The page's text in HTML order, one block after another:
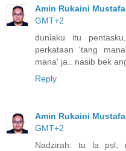
Amin Rukaini Mustafa
GMT+2
duniaku itu
perkataan 'tang
mana' ja.. nasib bek
Reply
Amin Rukaini Mustafa
GMT+2
Nadzirah: tu la psl,